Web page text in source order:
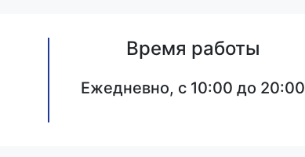
Время работы
Ежедневно, с 10:00 до 20:00